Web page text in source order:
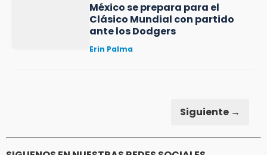
México se prepara para el
Clásico Mundial con partido
ante los Dodgers
Erin Palma
Siguiente →